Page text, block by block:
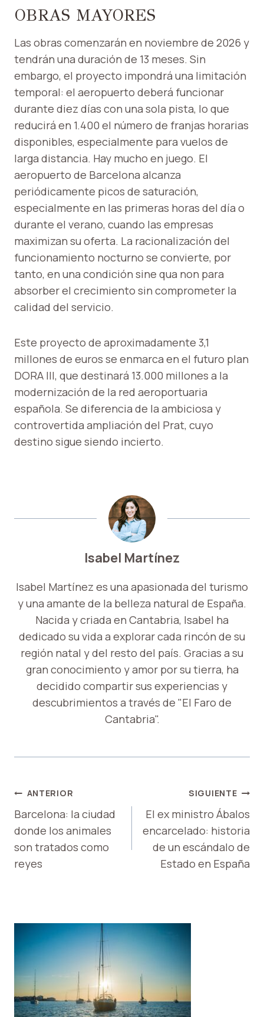
OBRAS MAYORES
Las obras comenzarán en noviembre de 2026 y
tendrán una duración de 13 meses. Sin
embargo, el proyecto impondrá una limitación
temporal: el aeropuerto deberá funcionar
durante diez días con una sola pista, lo que
reducirá en 1.400 el número de franjas horarias
disponibles, especialmente para vuelos de
larga distancia. Hay mucho en juego. El
aeropuerto de Barcelona alcanza
periódicamente picos de saturación,
especialmente en las primeras horas del día o
durante el verano, cuando las empresas
maximizan su oferta. La racionalización del
funcionamiento nocturno se convierte, por
tanto, en una condición sine qua non para
absorber el crecimiento sin comprometer la
calidad del servicio.
Este proyecto de aproximadamente 3,1
millones de euros se enmarca en el futuro plan
DORA III, que destinará 13.000 millones a la
modernización de la red aeroportuaria
española. Se diferencia de la ambiciosa y
controvertida ampliación del Prat, cuyo
destino sigue siendo incierto.
Isabel Martínez
Isabel Martínez es una apasionada del turismo
y una amante de la belleza natural de España.
Nacida y criada en Cantabria, Isabel ha
dedicado su vida a explorar cada rincón de su
región natal y del resto del país. Gracias a su
gran conocimiento y amor por su tierra, ha
decidido compartir sus experiencias y
descubrimientos a través de "El Faro de
Cantabria".
NAVEGACIÓN
DE
ENTRADAS
ANTERIOR
Barcelona: la ciudad
donde los animales
son tratados como
reyes
SIGUIENTE
El ex ministro Ábalos
encarcelado: historia
de un escándalo de
Estado en España